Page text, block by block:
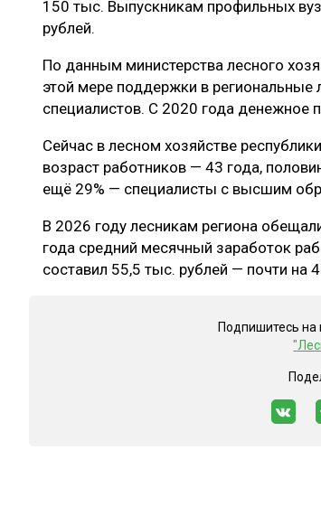
150 тыс. Выпускникам профильных
рублей.
По данным министерства лесного
этой мере поддержки в региональные
специалистов. С 2020 года
Сейчас в лесном хозяйстве
возраст работников — 43 года,
ещё 29% — специалисты с высшим
В 2026 году лесникам региона
года средний месячный заработок
составил 55,5 тыс. рублей — почти на
Подпишитесь на